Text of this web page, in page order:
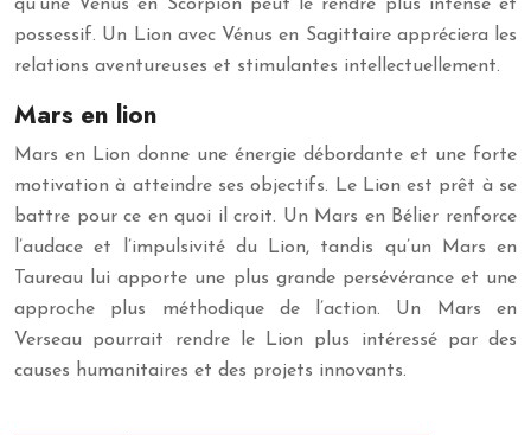
qu’une Vénus en Scorpion peut le rendre plus intense et
possessif. Un Lion avec Vénus en Sagittaire appréciera les
relations aventureuses et stimulantes intellectuellement.
Mars en lion
Mars en Lion donne une énergie débordante et une forte
motivation à atteindre ses objectifs. Le Lion est prêt à se
battre pour ce en quoi il croit. Un Mars en Bélier renforce
l’audace et l’impulsivité du Lion, tandis qu’un Mars en
Taureau lui apporte une plus grande persévérance et une
approche plus méthodique de l’action. Un Mars en
Verseau pourrait rendre le Lion plus intéressé par des
causes humanitaires et des projets innovants.